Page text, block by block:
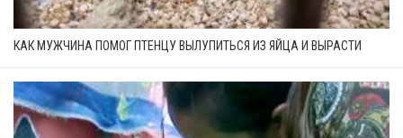
КАК МУЖЧИНА ПОМОГ ПТЕНЦУ ВЫЛУПИТЬСЯ ИЗ ЯЙЦА И ВЫРАСТИ